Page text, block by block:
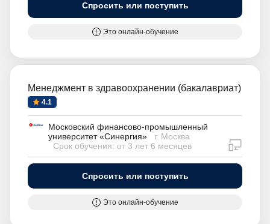
Спросить или поступить
Это онлайн-обучение
Менеджмент в здравоохранении (бакалавриат)
4.1
Московский финансово-промышленный
университет «Синергия»
г. Москва
Срок обучения: от 3 лет 6 месяцев
Спросить или поступить
Это онлайн-обучение